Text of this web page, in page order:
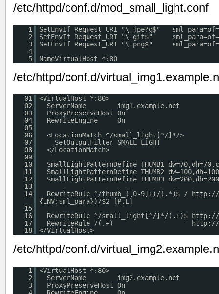
/etc/httpd/conf.d/mod_small_light.conf
1
SetEnvIf Request_URI "\.jpe?g$"
2
SetEnvIf Request_URI "\.gif$"
3
SetEnvIf Request_URI "\.png$"
4
5
NameVirtualHost *:80
/etc/httpd/conf.d/
01
<VirtualHost *:80>
02
ServerName img1.example.net
03
ProxyPreserveHost On
04
RewriteEngine On
05
06
<LocationMatch ^/small_light[^/]*/>
07
SetOutputFilter SMALL_LIGHT
08
</LocationMatch>
09
10
SmallLightPatternDefine THUMB1
11
SmallLightPatternDefine THUMB2
12
SmallLightPatternDefine THUMB3
13
14
RewriteRule ^/thumb_([0-9]+)/(.*)$ /
http://
{ENV:sml_para})/$2 [P,L]
15
16
RewriteRule ^/small_light[^/]*/(.+)$
http://
17
RewriteRule /(.+)
http://
18
</VirtualHost>
/etc/httpd/conf.d/
1
<VirtualHost *:80>
2
ServerName img2.example.net
3
ProxyPreserveHost On